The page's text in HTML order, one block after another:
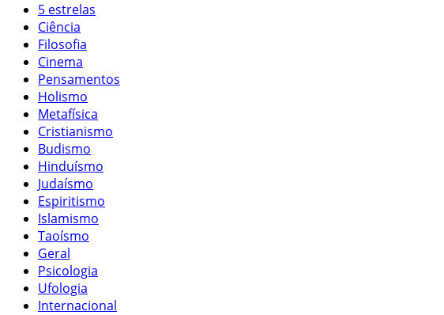
5 estrelas
Ciência
Filosofia
Cinema
Pensamentos
Holismo
Metafísica
Cristianismo
Budismo
Hinduísmo
Judaísmo
Espiritismo
Islamismo
Taoísmo
Geral
Psicologia
Ufologia
Internacional